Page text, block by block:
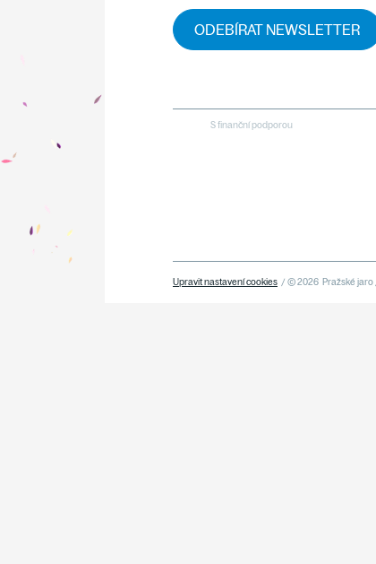
ODEBÍRAT NEWSLETTER
S finanční podporou
Upravit nastavení cookies / © 2026 Pražské jaro